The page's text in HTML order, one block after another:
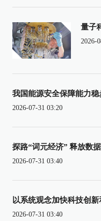
量子
2026-
我国能源安全保障能力稳
2026-07-31 03:20
探路“词元经济” 释放数
2026-07-31 03:40
以系统观念加快科技创
2026-07-31 03:40